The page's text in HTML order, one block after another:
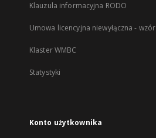
Klauzula informacyjna RODO
Umowa licencyjna niewyłączna - wzór
Klaster WMBC
Statystyki
Konto użytkownika